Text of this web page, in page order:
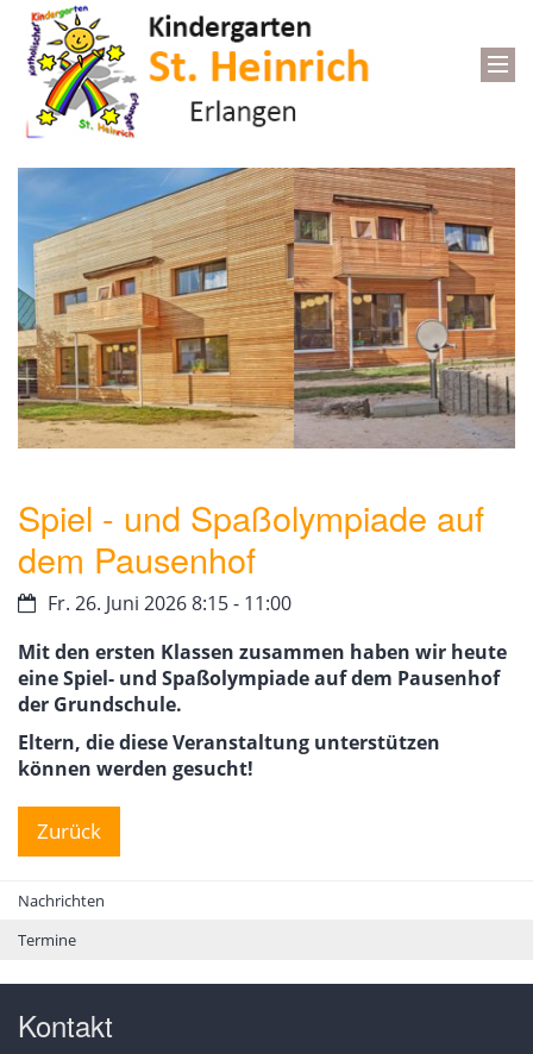
Spiel - und Spaßolympiade auf
dem Pausenhof
Datum:Fr. 26. Juni 2026 8:15 - 11:00
Mit den ersten Klassen zusammen haben wir heute
eine Spiel- und Spaßolympiade auf dem Pausenhof
der Grundschule.
Eltern, die diese Veranstaltung unterstützen
können werden gesucht!
Zurück
Nachrichten
Termine
Kontakt